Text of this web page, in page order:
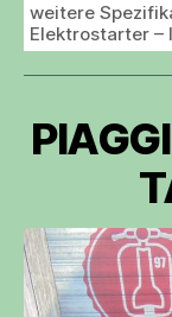
weitere
Elektrostarter –